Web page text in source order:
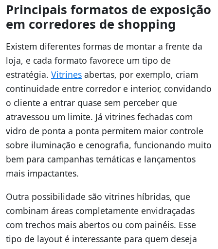
Principais formatos de exposição
em corredores de shopping
Existem diferentes formas de montar a frente da
loja, e cada formato favorece um tipo de
estratégia. Vitrines abertas, por exemplo, criam
continuidade entre corredor e interior, convidando
o cliente a entrar quase sem perceber que
atravessou um limite. Já vitrines fechadas com
vidro de ponta a ponta permitem maior controle
sobre iluminação e cenografia, funcionando muito
bem para campanhas temáticas e lançamentos
mais impactantes.
Outra possibilidade são vitrines híbridas, que
combinam áreas completamente envidraçadas
com trechos mais abertos ou com painéis. Esse
tipo de layout é interessante para quem deseja